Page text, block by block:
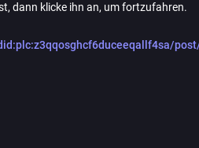
dann klicke ihn an, um fortzufahren.